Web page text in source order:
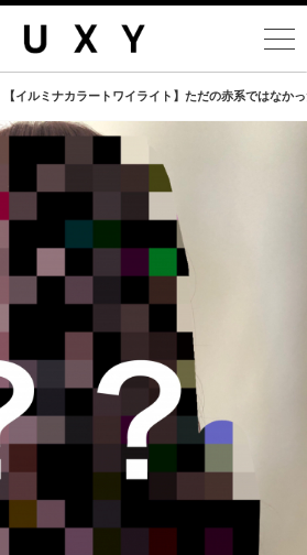
【イルミナカラートワイライト】ただの赤系ではなか